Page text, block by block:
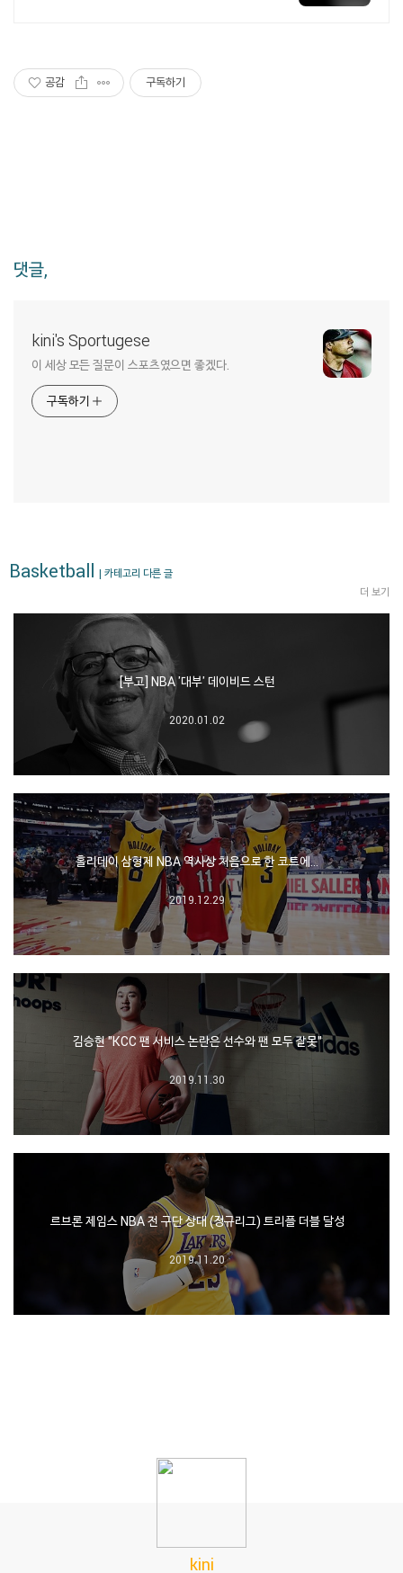
공감 구독하기
댓글,
kini's Sportugese
이 세상 모든 질문이 스포츠였으면 좋겠다.
구독하기
Basketball | 카테고리 다른 글
더 보기
[부고] NBA '대부' 데이비드 스턴
2020.01.02
홀리데이 삼형제 NBA 역사상 처음으로 한 코트에…
2019.12.29
김승현 "KCC 팬 서비스 논란은 선수와 팬 모두 잘못"
2019.11.30
르브론 제임스 NBA 전 구단 상대 (정규리그) 트리플 더블 달성
2019.11.20
kini